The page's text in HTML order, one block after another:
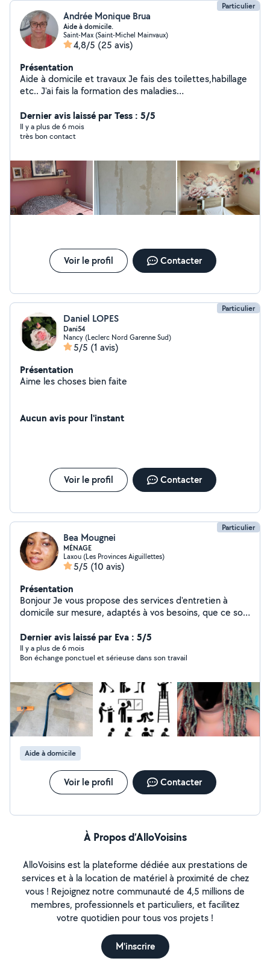
Particulier
Andrée Monique Brua
Aide à domicile.
Saint-Max (Saint-Michel Mainvaux)
4,8/5 (25 avis)
Présentation
Aide à domicile et travaux Je fais des toilettes,habillage
etc.. J'ai fais la formation des maladies
attestation il y 25 ans Attestation délivrée en 2010 Je
fais aussi de la garde occasionnelle d'enfants que soit
avec pathologies ou autres (nourrissons) je fais des
d'appartement . Airbnb Ensuite peintures , tapisseries à
la demande. Fais également du nettoyage jardinage ,j'ai
taille haie,etc Je retape également des meubles
,relooking Je peux également vous amener pour vos
courses,rdv médicaux également Je fais également de
garder votre animal également A bientôt Monique
Dernier avis laissé par Tess : 5/5
Il y a plus de 6 mois
très bon contact
Voir le profil Contacter
Particulier
Daniel LOPES
Dani54
Nancy (Leclerc Nord Garenne Sud)
5/5 (1 avis)
Présentation
Aime les choses bien faite
Aucun avis pour l'instant
Voir le profil Contacter
Particulier
Bea Mougnei
MÉNAGE
Laxou (Les Provinces Aiguillettes)
5/5 (10 avis)
Présentation
Bonjour Je vous propose des services d'entretien à
domicile sur mesure, adaptés à vos besoins, que ce soit
logement. Mon objectif est de vous offrir un espace
propre, sain et agréable à vivre tout en vous permettant
de gagner du temps au quotidien. Travail soigné, rapide
contacter pour plus d'infos.
Dernier avis laissé par Eva : 5/5
Il y a plus de 6 mois
Bon échange ponctuel et sérieuse dans son travail
Aide à domicile
Voir le profil Contacter
À Propos d’AlloVoisins
AlloVoisins est la plateforme dédiée aux prestations de
services et à la location de matériel à proximité de chez
vous ! Rejoignez notre communauté de 4,5 millions de
membres, professionnels et particuliers, et facilitez
votre quotidien pour tous vos projets !
M'inscrire